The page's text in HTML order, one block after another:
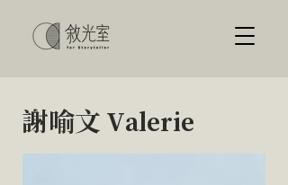
謝喻文 Valerie